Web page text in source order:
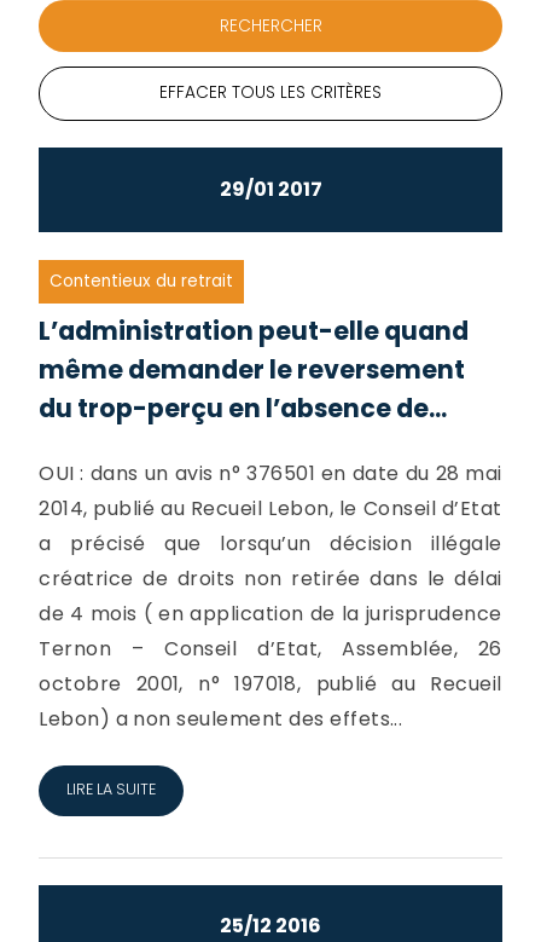
EFFACER TOUS LES CRITÈRES
29/01 2017
Contentieux du retrait
L’administration peut-elle quand
même demander le reversement
du trop-perçu en l’absence de...
OUI : dans un avis n° 376501 en date du 28 mai
2014, publié au Recueil Lebon, le Conseil d’Etat
a précisé que lorsqu’un décision illégale
créatrice de droits non retirée dans le délai
de 4 mois ( en application de la jurisprudence
Ternon – Conseil d’Etat, Assemblée, 26
octobre 2001, n° 197018, publié au Recueil
Lebon) a non seulement des effets...
LIRE LA SUITE
25/12 2016